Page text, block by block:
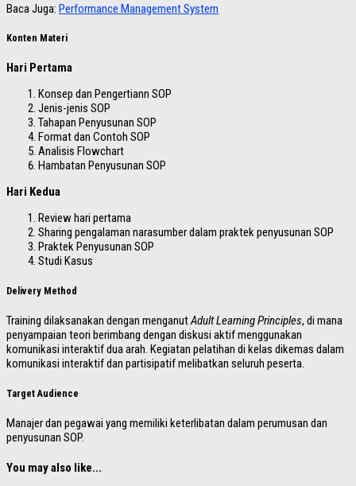
Baca Juga: Performance Management System
Konten Materi
Hari Pertama
Konsep dan Pengertiann SOP
Jenis-jenis SOP
Tahapan Penyusunan SOP
Format dan Contoh SOP
Analisis Flowchart
Hambatan Penyusunan SOP
Hari Kedua
Review hari pertama
Sharing pengalaman narasumber dalam praktek penyusunan SOP
Praktek Penyusunan SOP
Studi Kasus
Delivery Method
Training dilaksanakan dengan menganutAdult Learning Principles, di mana
penyampaian teori berimbang dengan diskusi aktif menggunakan
komunikasi interaktif dua arah. Kegiatan pelatihan di kelas dikemas dalam
komunikasi interaktif dan partisipatif melibatkan seluruh peserta.
Target Audience
Manajer dan pegawai yang memiliki keterlibatan dalam perumusan dan
penyusunan SOP.
You may also like...